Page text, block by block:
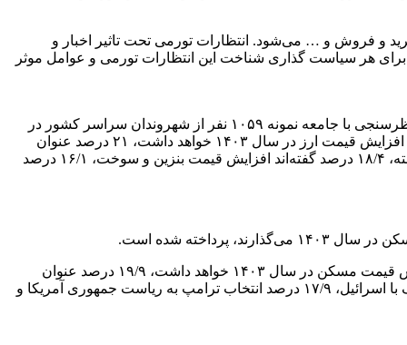
و فروش و … می‌شود. انتظارات تورمی تحت تاثیر اخبار و
برای هر سیاست گذاری شناخت این انتظارات تورمی و عوامل موثر
در این راستا اخیرا مرکز افکار سنجی سرمایه گزارشی از نتایج نظرسنجی از مردم در زمینه انتظارات تورمی منتشر کرده است. این مرکز نظرسنجی با جامعه نمونه ۱۰۵۹ نفر از شهروندان سراسر کشور در
فروردین ۱۴۰۳ انجام داده است. طبق این گزارش ۲۳/۸ درصد از شهروندان با بیشترین میزان معتقدند که جنگ با اسرائیل بیشترین تاثیر را بر افزایش قیمت ارز در سال ۱۴۰۳ خواهد داشت، ۲۱ درصد عنوان
کردند که انتخاب ترامپ به ریاست جمهوری آمریکا بر افزایش قیمت ارز اثرگذار است. همچنین ۱۹/۲ درصد درگیری سیاسی قوا را موثر دانسته، ۱۸/۴ درصد گفته‌اند افزایش قیمت بنزین و سوخت، ۱۶/۱ درصد
شده است.
طبق بررسی‌های انجام شده ۲۱/۳ درصد از شهروندان با بیشترین میزان معتقدند که افزایش قیمت بنزین و سوخت بیشترین تاثیر را بر افزایش قیمت مسکن در سال ۱۴۰۳ خواهد داشت، ۱۹/۹ درصد عنوان
کردند که حذف ارز ترجیحی بر افزایش قیمت مسکن اثرگذار است، ۱۹/۴ درصد درگیری سیاسی قوا را موثر دانسته، ۱۸/۵ درصد گفته‌اند جنگ با اسرائیل، ۱۷/۹ درصد انتخاب ترامپ به ریاست جمهوری آمریکا و